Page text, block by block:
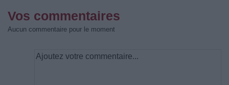
Vos commentaires
Aucun commentaire pour le moment